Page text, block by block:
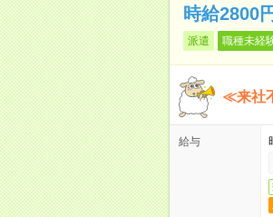
時給2800
派遣 職種未経
≪来社
給与